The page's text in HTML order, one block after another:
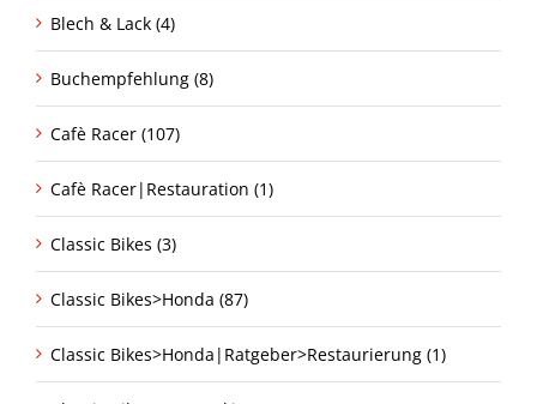
Blech & Lack (4)
Buchempfehlung (8)
Cafè Racer (107)
Cafè Racer|Restauration (1)
Classic Bikes (3)
Classic Bikes>Honda (87)
Classic Bikes>Honda|Ratgeber>Restaurierung (1)